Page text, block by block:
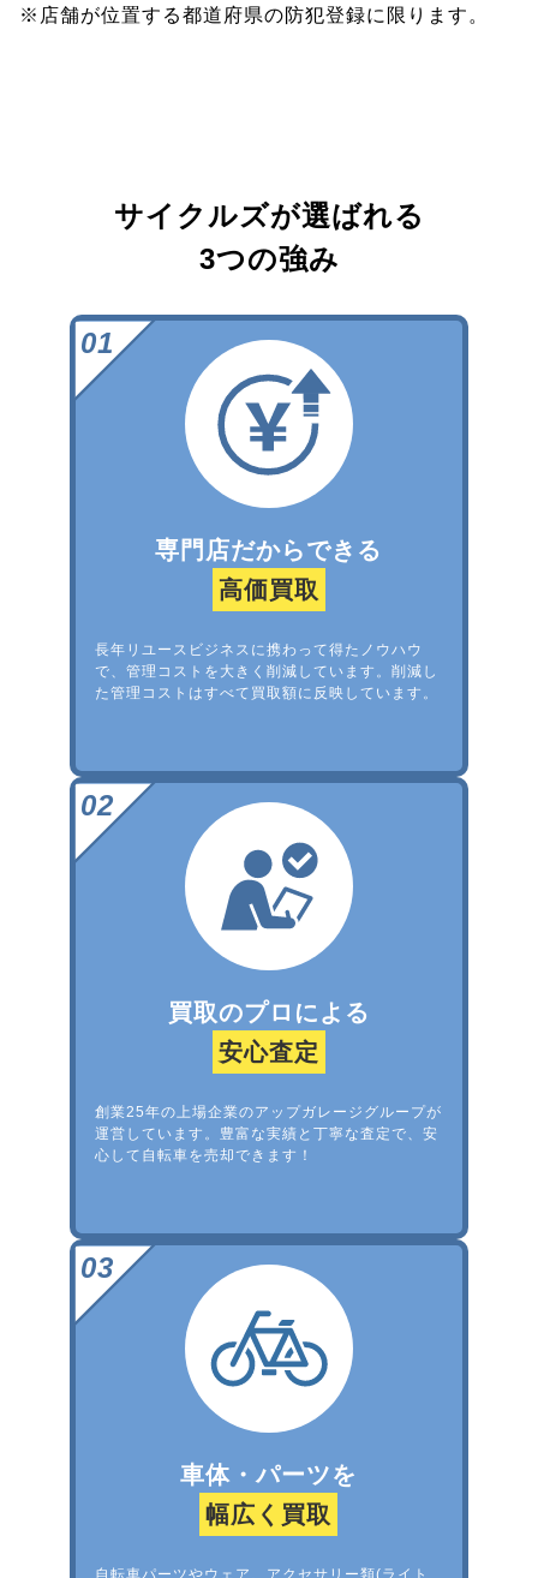
※店舗が位置する都道府県の防犯登録に限ります。
サイクルズが選ばれる
3つの強み
専門店だからできる
高価買取
長年リユースビジネスに携わって得たノウハウ
で、管理コストを大きく削減しています。削減し
た管理コストはすべて買取額に反映しています。
買取のプロによる
安心査定
創業25年の上場企業のアップガレージグループが
運営しています。豊富な実績と丁寧な査定で、安
心して自転車を売却できます！
車体・パーツを
幅広く買取